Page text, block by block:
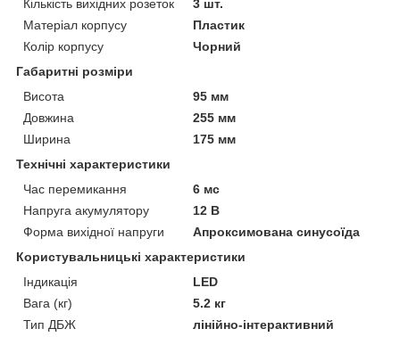
Кількість вихідних розеток
3 шт.
Матеріал корпусу
Пластик
Колір корпусу
Чорний
Габаритні розміри
Висота
95 мм
Довжина
255 мм
Ширина
175 мм
Технічні характеристики
Час перемикання
6 мс
Напруга акумулятору
12 В
Форма вихідної напруги
Апроксимована синусоїда
Користувальницькі характеристики
Індикація
LED
Вага (кг)
5.2 кг
Тип ДБЖ
лінійно-інтерактивний